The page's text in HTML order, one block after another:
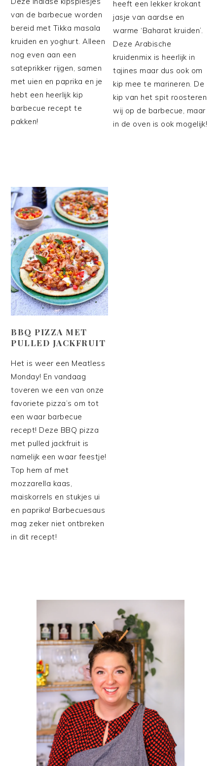
van de barbecue worden
bereid met Tikka masala
kruiden en yoghurt. Alleen
nog even aan een
sateprikker rijgen, samen
met uien en paprika en je
hebt een heerlijk kip
barbecue recept te
pakken!
heeft een lekker krokant
jasje van aardse en
warme ‘Baharat kruiden’.
Deze Arabische
kruidenmix is heerlijk in
tajines maar dus ook om
kip mee te marineren. De
kip van het spit roosteren
wij op de barbecue, maar
in de oven is ook mogelijk!
BBQ PIZZA MET
PULLED JACKFRUIT
Het is weer een Meatless
Monday! En vandaag
toveren we een van onze
favoriete pizza’s om tot
een waar barbecue
recept! Deze BBQ pizza
met pulled jackfruit is
namelijk een waar feestje!
Top hem af met
mozzarella kaas,
maiskorrels en stukjes ui
en paprika! Barbecuesaus
mag zeker niet ontbreken
in dit recept!